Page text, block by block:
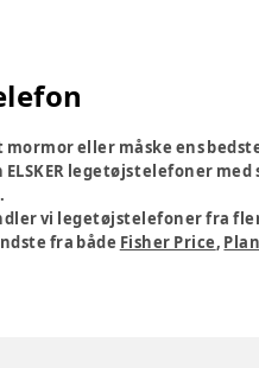
mormor eller måske ens
ELSKER legetøjstelefoner
vi legetøjstelefoner fra
fra både Fisher Price,